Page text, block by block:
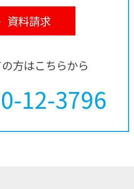
資料請求
方はこちらから
12-3796